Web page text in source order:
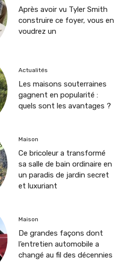
Après avoir vu Tyler Smith
construire ce foyer, vous en
voudrez un
Actualités
Les maisons souterraines
gagnent en popularité :
quels sont les avantages ?
Maison
Ce bricoleur a transformé
sa salle de bain ordinaire en
un paradis de jardin secret
et luxuriant
Maison
De grandes façons dont
l’entretien automobile a
changé au fil des décennies